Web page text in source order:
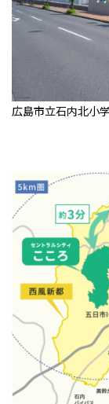
広島市立石内北小